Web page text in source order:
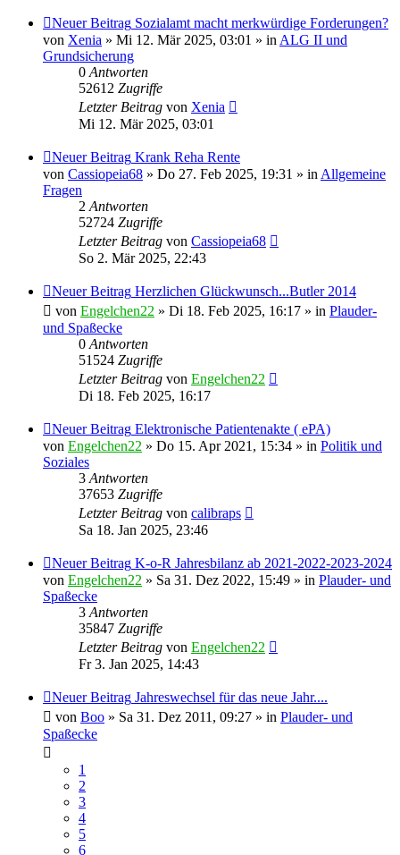
Neuer Beitrag Sozialamt macht merkwürdige Forderungen?
von Xenia » Mi 12. Mär 2025, 03:01 » inALG II und
Grundsicherung
0Antworten
52612 Zugriffe
Letzter Beitrag von Xenia
Mi 12. Mär 2025, 03:01
Neuer Beitrag Krank Reha Rente
von Cassiopeia68 » Do 27. Feb 2025, 19:31 » inAllgemeine
Fragen
2Antworten
52724 Zugriffe
Letzter Beitrag von Cassiopeia68
So 2. Mär 2025, 22:43
Neuer Beitrag Herzlichen Glückwunsch...Butler 2014
von Engelchen22 » Di 18. Feb 2025, 16:17 » in Plauder-
und Spaßecke
0Antworten
51524 Zugriffe
Letzter Beitrag von Engelchen22
Di 18. Feb 2025, 16:17
Neuer Beitrag Elektronische Patientenakte ( ePA)
von Engelchen22 » Do 15. Apr 2021, 15:34 » in Politik und
Soziales
3Antworten
37653 Zugriffe
Letzter Beitrag von calibraps
Sa 18. Jan 2025, 23:46
Neuer Beitrag K-o-R Jahresbilanz ab 2021-2022-2023-2024
von Engelchen22 » Sa 31. Dez 2022, 15:49 » in Plauder- und
Spaßecke
3Antworten
35847 Zugriffe
Letzter Beitrag von Engelchen22
Fr 3. Jan 2025, 14:43
Neuer Beitrag Jahreswechsel für das neue Jahr....
von Boo » Sa 31. Dez 2011, 09:27 » in Plauder- und
Spaßecke
1
2
3
4
5
6